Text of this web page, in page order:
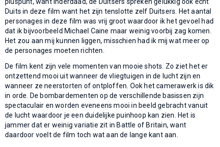
Duits in deze film want het zijn tenslotte zelf Duitsers. Het aantal
personages in deze film was vrij groot waardoor ik het gevoel had
dat ik bijvoorbeeld Michael Caine maar weinig voorbij zag komen.
Het zou aan mij kunnen liggen, misschien had ik mij wat meer op
de personages moeten richten.
De film kent zijn vele momenten van mooie shots. Zo ziet het er
ontzettend mooi uit wanneer de vliegtuigen in de lucht zijn en
wanneer ze neerstorten of ontploffen. Ook het camerawerk is dik
in orde. De bombardementen op de verschillende basissen zijn
spectaculair en worden eveneens mooi in beeld gebracht vanuit
de lucht waardoor je een duidelijke puinhoop kan zien. Het is
jammer dat er weinig variatie zit in Battle of Britain, want
daardoor voelt de film toch wat aan de lange kant aan.